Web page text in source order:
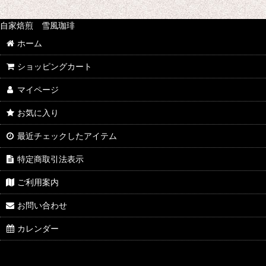
並び順:
自家焙煎 雪風珈琲
ホーム
ショッピングカート
マイページ
お気に入り
最近チェックしたアイテム
特定商取引法表示
ご利用案内
お問い合わせ
カレンダー